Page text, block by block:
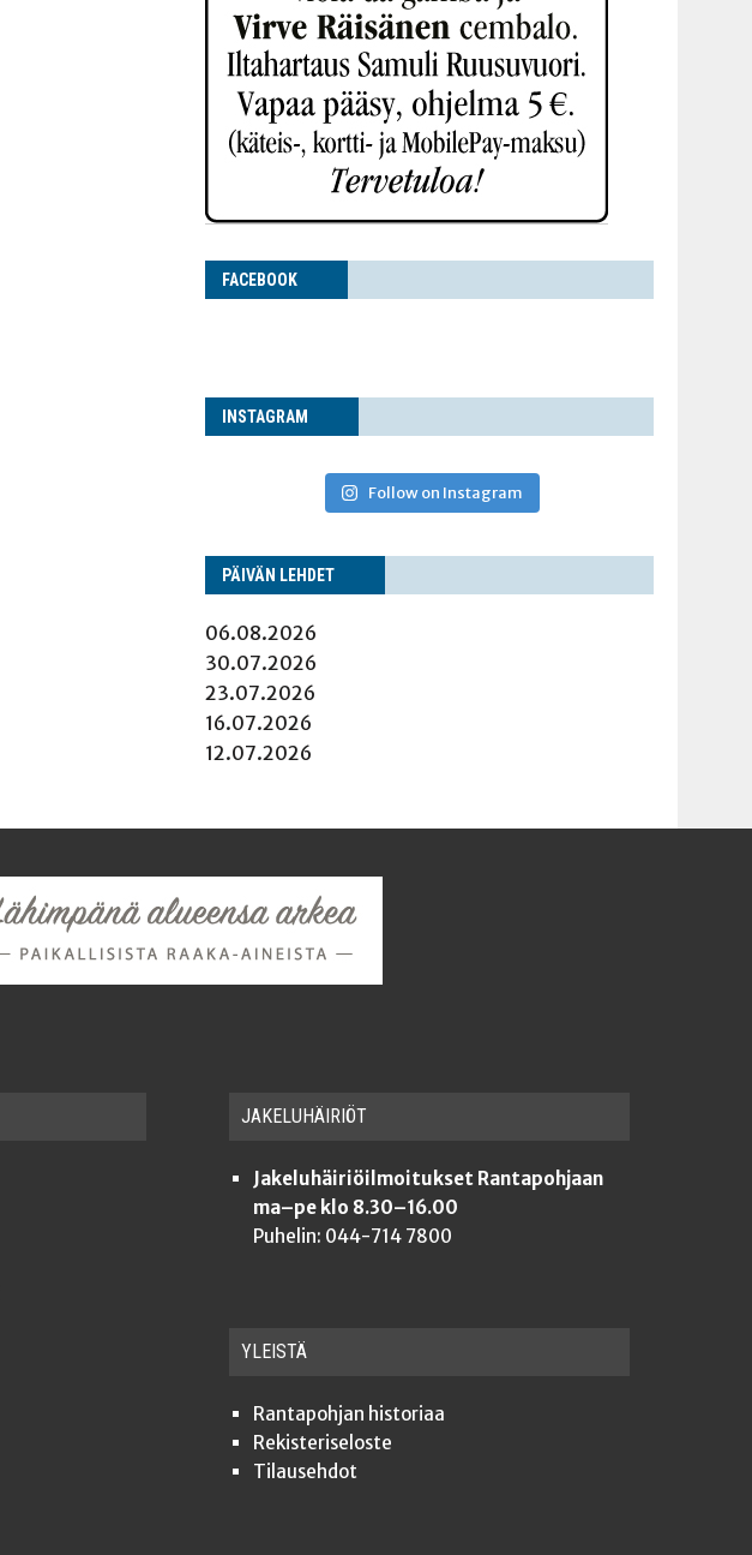
FACE­BOOK
INS­TA­GRAM
Follow on Instagram
PÄI­VÄN LEHDET
06.08.2026
30.07.2026
23.07.2026
16.07.2026
12.07.2026
JAKE­LU­HÄI­RIÖT
Jakeluhäiriöilmoitukset Rantapohjaan
ma–pe klo 8.30–16.00
Puhelin: 044-714 7800
YLEISTÄ
Ran­ta­poh­jan historiaa
Rekis­te­ri­se­los­te
Tilauseh­dot